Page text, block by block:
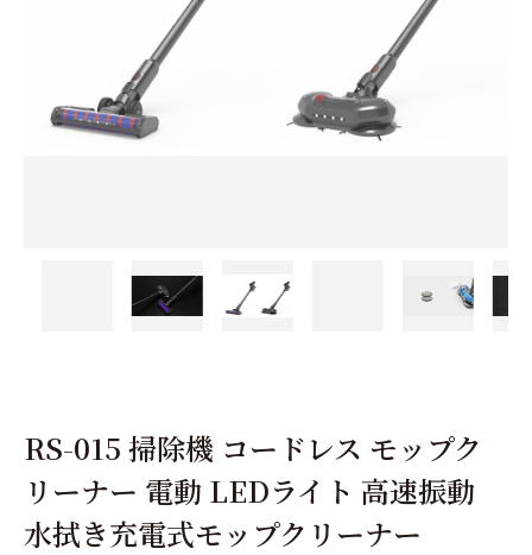
RS-015 掃除機 コードレス モップク
リーナー 電動 LEDライト 高速振動
水拭き充電式モップクリーナー